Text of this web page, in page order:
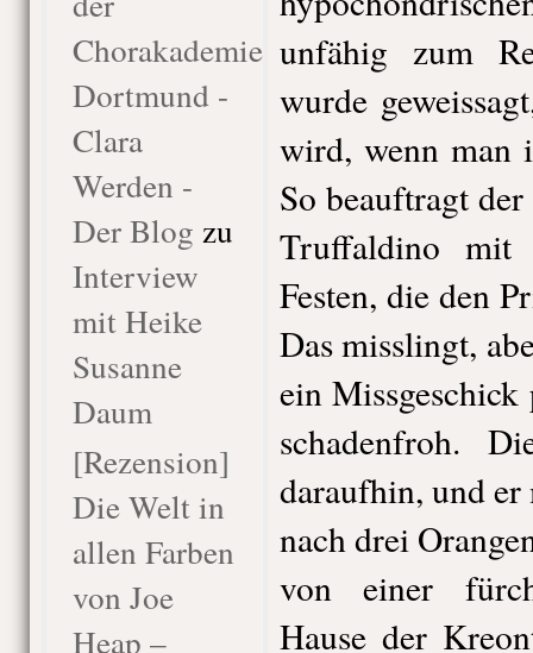
Chorakademie
Dortmund -
Clara
Werden -
Der Blog zu
Interview
mit Heike
Susanne
Daum
[Rezension]
Die Welt in
allen Farben
von Joe
Heap –
unfähig zum
wurde
wird, wenn man
So beauftragt
Truffaldino mit
Festen, die den
Das misslingt,
ein
schadenfroh.
daraufhin, und er
nach drei
von einer
Hause der